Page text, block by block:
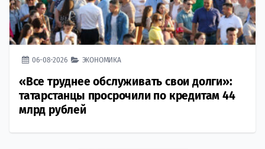
06-08-2026 ЭКОНОМИКА
«Все труднее обслуживать свои долги»:
татарстанцы просрочили по кредитам 44
млрд рублей